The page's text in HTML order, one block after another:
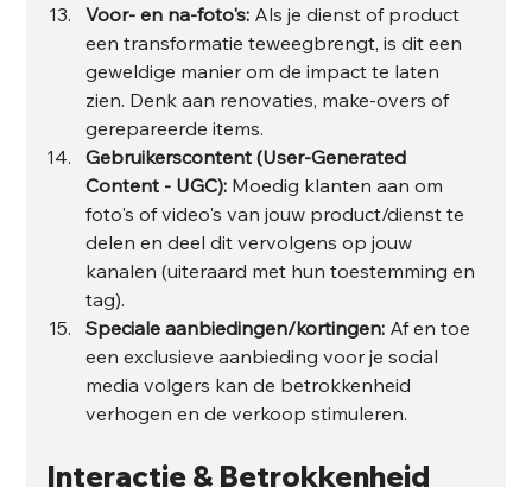
Voor- en na-foto's: Als je dienst of product
een transformatie teweegbrengt, is dit een
geweldige manier om de impact te laten
zien. Denk aan renovaties, make-overs of
gerepareerde items.
Gebruikerscontent (User-Generated
Content - UGC): Moedig klanten aan om
foto's of video's van jouw product/dienst te
delen en deel dit vervolgens op jouw
kanalen (uiteraard met hun toestemming en
tag).
Speciale aanbiedingen/kortingen: Af en toe
een exclusieve aanbieding voor je social
media volgers kan de betrokkenheid
verhogen en de verkoop stimuleren.
Interactie & Betrokkenheid